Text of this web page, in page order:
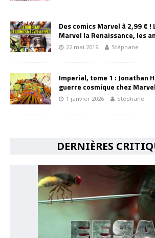
Des comics Marvel à 2,99 € !
Marvel la Renaissance, les
22 mai 2019 Stéphane
Imperial, tome 1 : Jonathan
guerre cosmique chez Marvel
1 janvier 2026 Stéphane
DERNIÈRES